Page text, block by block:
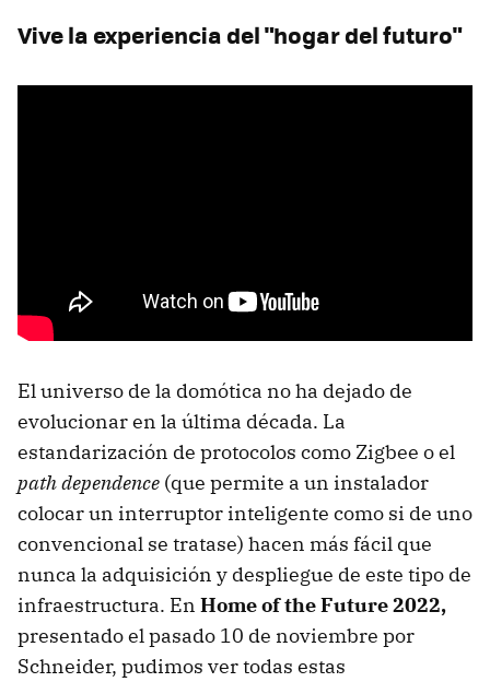
Vive la experiencia del "hogar del futuro"
El universo de la domótica no ha dejado de
evolucionar en la última década. La
estandarización de protocolos como Zigbee o el
path dependence (que permite a un instalador
colocar un interruptor inteligente como si de uno
convencional se tratase) hacen más fácil que
nunca la adquisición y despliegue de este tipo de
infraestructura. En Home of the Future 2022,
presentado el pasado 10 de noviembre por
Schneider, pudimos ver todas estas